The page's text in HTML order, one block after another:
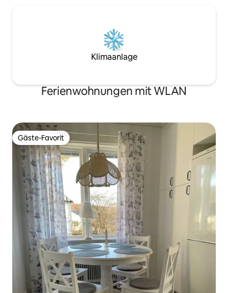
Klimaanlage
Ferienwohnungen mit WLAN
Gäste-Favorit
Gäste-Favorit